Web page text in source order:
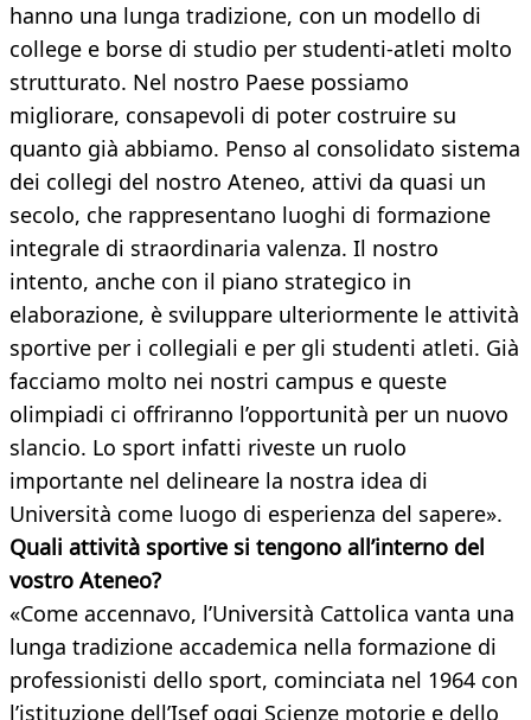
hanno una lunga tradizione, con un modello di
college e borse di studio per studenti‑atleti molto
strutturato. Nel nostro Paese possiamo
migliorare, consapevoli di poter costruire su
quanto già abbiamo. Penso al consolidato sistema
dei collegi del nostro Ateneo, attivi da quasi un
secolo, che rappresentano luoghi di formazione
integrale di straordinaria valenza. Il nostro
intento, anche con il piano strategico in
elaborazione, è sviluppare ulteriormente le attività
sportive per i collegiali e per gli studenti atleti. Già
facciamo molto nei nostri campus e queste
olimpiadi ci offriranno l’opportunità per un nuovo
slancio. Lo sport infatti riveste un ruolo
importante nel delineare la nostra idea di
Università come luogo di esperienza del sapere».
Quali attività sportive si tengono all’interno del
vostro Ateneo?
«Come accennavo, l’Università Cattolica vanta una
lunga tradizione accademica nella formazione di
professionisti dello sport, cominciata nel 1964 con
l’istituzione dell’Isef oggi Scienze motorie e dello